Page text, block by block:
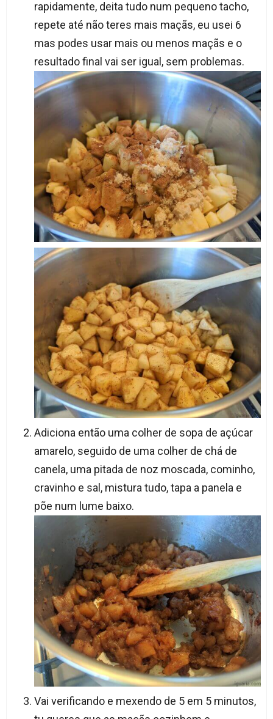
rapidamente, deita tudo num pequeno tacho,
repete até não teres mais maçãs, eu usei 6
mas podes usar mais ou menos maçãs e o
resultado final vai ser igual, sem problemas.
Adiciona então uma colher de sopa de açúcar
amarelo, seguido de uma colher de chá de
canela, uma pitada de noz moscada, cominho,
cravinho e sal, mistura tudo, tapa a panela e
põe num lume baixo.
Vai verificando e mexendo de 5 em 5 minutos,